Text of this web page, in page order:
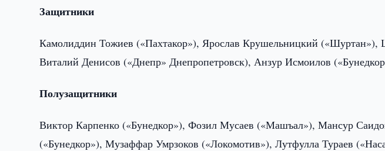
Защитники
Камолиддин Тожиев («Пахтакор»), Ярослав Крушельницкий
Виталий Денисов («Днепр» Днепропетровск), Анзур Исмоилов
Полузащитники
Виктор Карпенко («Бунедкор»), Фозил Мусаев («Машъал»), Мансур
(«Бунедкор»), Музаффар Умрзоков («Локомотив»), Лутфулла Тураев